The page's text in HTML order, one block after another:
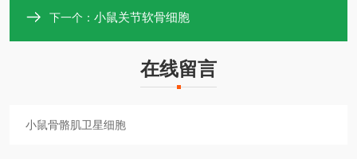
下一个： 小鼠关节软骨细胞
在线留言